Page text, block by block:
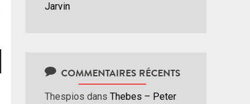
Jarvin
COMMENTAIRES RÉCENTS
Thespios dans Thebes – Peter